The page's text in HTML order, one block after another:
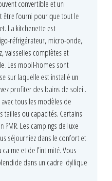
convertible et un
être fourni pour que tout le
La kitchenette est
réfrigérateur, micro-onde,
vaisselles complètes et
Les mobil-homes sont
sur laquelle est installé un
profiter des bains de soleil.
tous les modèles de
ou capacités. Certains
Les campings de luxe
séjourniez dans le confort et
et de l’intimité. Vous
dans un cadre idyllique